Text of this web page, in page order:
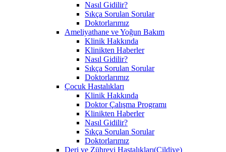
Nasıl Gidilir?
Sıkça Sorulan Sorular
Doktorlarımız
Ameliyathane ve Yoğun Bakım
Klinik Hakkında
Klinikten Haberler
Nasıl Gidilir?
Sıkça Sorulan Sorular
Doktorlarımız
Çocuk Hastalıkları
Klinik Hakkında
Doktor Çalışma Programı
Klinikten Haberler
Nasıl Gidilir?
Sıkça Sorulan Sorular
Doktorlarımız
Deri ve Zührevi Hastalıkları(Cildiye)